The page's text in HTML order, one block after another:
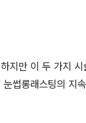
지만 이 두 가지
썹롱래스팅의 지